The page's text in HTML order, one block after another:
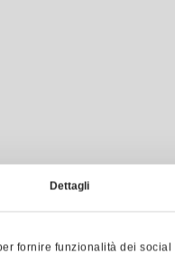
Dettagli
fornire funzionalità dei